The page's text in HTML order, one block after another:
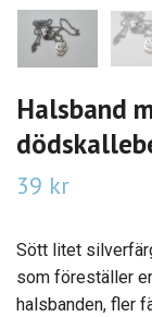
Halsband
39 kr
Sött litet
som föreställer
halsbanden, fler